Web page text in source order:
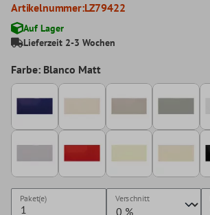
Artikelnummer:LZ79422
Auf Lager
Lieferzeit 2-3 Wochen
Farbe: Blanco Matt
Paket(e) Verschnitt